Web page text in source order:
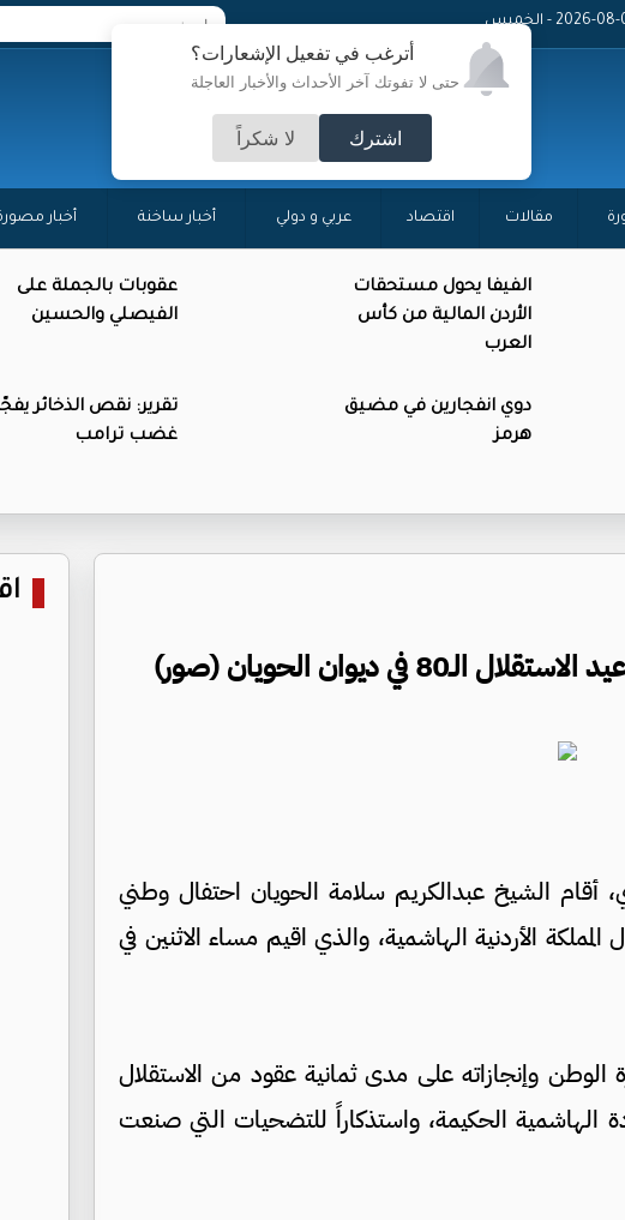
أترغب في تفعيل الإشعارات؟
حتى لا تفوتك آخر الأحداث والأخبار العاجلة
اشترك لا شكراً
08-06 - الخميس
مقالات اقتصاد عربي و دولي أخبار ساخنة أخبار
الفيفا يحول مستحقات
الأردن المالية من كأس
العرب
عقوبات بالجملة على
الفيصلي والحسين
دوي انفجارين في مضيق
هرمز
تقرير: نقص الذخائر
غضب ترامب
في ديوان الحويان (صور)
أقام الشيخ عبدالكريم سلامة الحويان احتفال وطني
الأردنية الهاشمية، والذي اقيم مساء الاثنين في
الوطن وإنجازاته على مدى ثمانية عقود من الاستقلال
الهاشمية الحكيمة، واستذكاراً للتضحيات التي صنعت